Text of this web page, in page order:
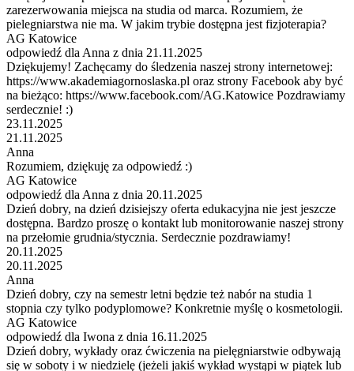
zarezerwowania miejsca na studia od marca. Rozumiem, że
pielegniarstwa nie ma. W jakim trybie dostępna jest fizjoterapia?
AG Katowice
odpowiedź dla Anna z dnia 21.11.2025
Dziękujemy! Zachęcamy do śledzenia naszej strony internetowej:
https://www.akademiagornoslaska.pl oraz strony Facebook aby być
na bieżąco: https://www.facebook.com/AG.Katowice Pozdrawiamy
serdecznie! :)
23.11.2025
21.11.2025
Anna
Rozumiem, dziękuję za odpowiedź :)
AG Katowice
odpowiedź dla Anna z dnia 20.11.2025
Dzień dobry, na dzień dzisiejszy oferta edukacyjna nie jest jeszcze
dostępna. Bardzo proszę o kontakt lub monitorowanie naszej strony
na przełomie grudnia/stycznia. Serdecznie pozdrawiamy!
20.11.2025
20.11.2025
Anna
Dzień dobry, czy na semestr letni będzie też nabór na studia 1
stopnia czy tylko podyplomowe? Konkretnie myślę o kosmetologii.
AG Katowice
odpowiedź dla Iwona z dnia 16.11.2025
Dzień dobry, wykłady oraz ćwiczenia na pielęgniarstwie odbywają
się w soboty i w niedzielę (jeżeli jakiś wykład wystąpi w piątek lub